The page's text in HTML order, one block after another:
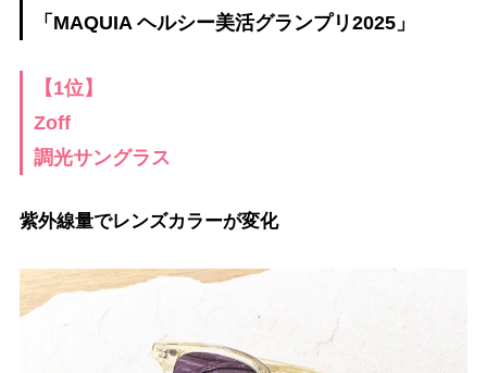
「MAQUIA ヘルシー美活グランプリ2025」
【1位】
Zoff
調光サングラス
紫外線量でレンズカラーが変化